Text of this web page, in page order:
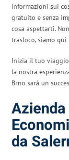
informazioni sui
gratuito e senza
cosa aspettarti.
trasloco, siamo
Inizia il tuo viaggio
la nostra
Brno sarà un
da